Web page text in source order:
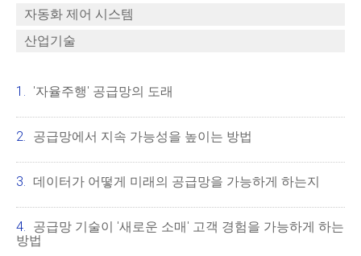
자동화 제어 시스템
산업기술
'자율주행' 공급망의 도래
공급망에서 지속 가능성을 높이는 방법
데이터가 어떻게 미래의 공급망을 가능하게 하는지
공급망 기술이 '새로운 소매' 고객 경험을 가능하게 하는
방법